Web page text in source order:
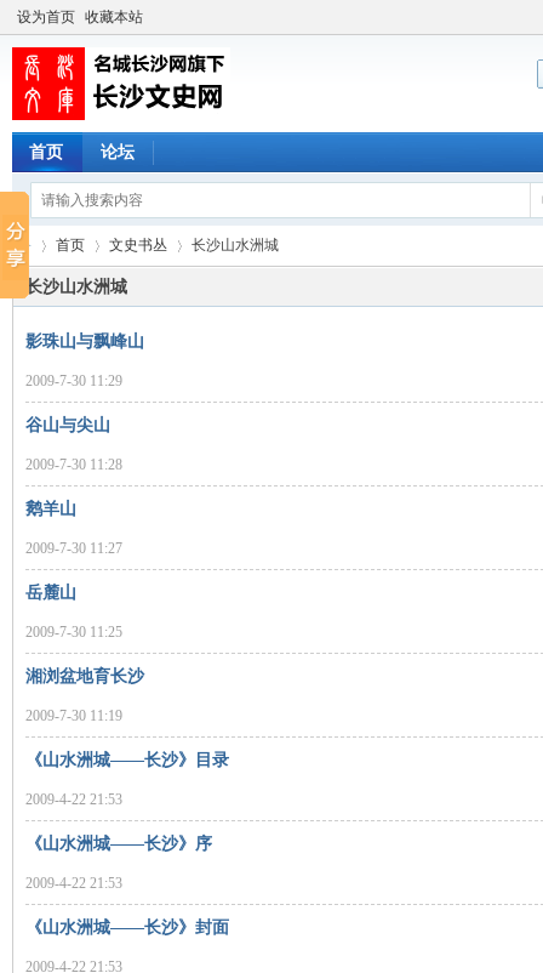
设为首页 收藏本站
首页 论坛
长
沙
›
首页
›
文史书丛 长沙山水洲城
长沙山水洲城
影珠山与飘峰山
2009-7-30 11:29
谷山与尖山
2009-7-30 11:28
鹅羊山
2009-7-30 11:27
岳麓山
2009-7-30 11:25
湘浏盆地育长沙
2009-7-30 11:19
《山水洲城——长沙》目录
2009-4-22 21:53
《山水洲城——长沙》序
2009-4-22 21:53
《山水洲城——长沙》封面
2009-4-22 21:53